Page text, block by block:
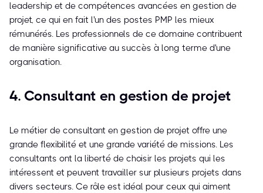
leadership et de compétences avancées en gestion de
projet, ce qui en fait l'un des postes PMP les mieux
rémunérés. Les professionnels de ce domaine contribuent
de manière significative au succès à long terme d'une
organisation.
4. Consultant en gestion de projet
Le métier de consultant en gestion de projet offre une
grande flexibilité et une grande variété de missions. Les
consultants ont la liberté de choisir les projets qui les
intéressent et peuvent travailler sur plusieurs projets dans
divers secteurs. Ce rôle est idéal pour ceux qui aiment